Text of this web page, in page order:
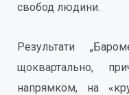
свобод людини.
Результати
щоквартально,
напрямком, на